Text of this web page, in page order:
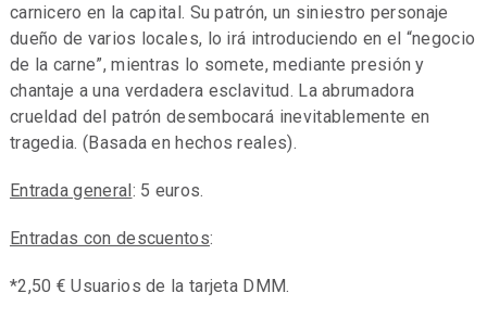
carnicero en la capital. Su patrón, un siniestro personaje
dueño de varios locales, lo irá introduciendo en el “negocio
de la carne”, mientras lo somete, mediante presión y
chantaje a una verdadera esclavitud. La abrumadora
crueldad del patrón desembocará inevitablemente en
tragedia. (Basada en hechos reales).
Entrada general: 5 euros.
Entradas con descuentos:
*2,50 € Usuarios de la tarjeta DMM.